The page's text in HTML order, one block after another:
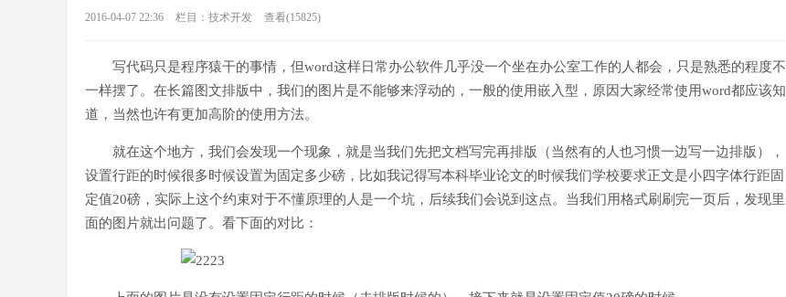
2016-04-07 22:36 栏目： 技术开发 查看(15825)
写代码只是程序猿干的事情，但word这样日常办公软件几乎没一个坐在办公室工作的人都会，只是熟悉的程度不
一样摆了。在长篇图文排版中，我们的图片是不能够来浮动的，一般的使用嵌入型，原因大家经常使用word都应该知
道，当然也许有更加高阶的使用方法。
就在这个地方，我们会发现一个现象，就是当我们先把文档写完再排版（当然有的人也习惯一边写一边排版），
设置行距的时候很多时候设置为固定多少磅，比如我记得写本科毕业论文的时候我们学校要求正文是小四字体行距固
定值20磅，实际上这个约束对于不懂原理的人是一个坑，后续我们会说到这点。当我们用格式刷刷完一页后，发现里
面的图片就出问题了。看下面的对比：